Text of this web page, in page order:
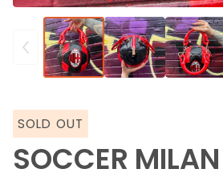
SOLD OUT
SOCCER